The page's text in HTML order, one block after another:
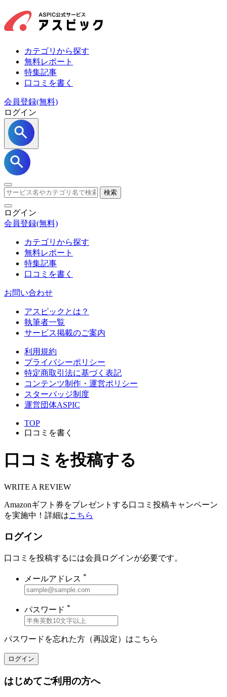
カテゴリから探す
無料レポート
特集記事
口コミを書く
会員登録(無料)
ログイン
検索
ログイン
会員登録(無料)
カテゴリから探す
無料レポート
特集記事
口コミを書く
お問い合わせ
アスピックとは？
執筆者一覧
サービス掲載のご案内
利用規約
プライバシーポリシー
特定商取引法に基づく表記
コンテンツ制作・運営ポリシー
スターバッジ制度
運営団体ASPIC
TOP
口コミを書く
口コミを投稿する
WRITE A REVIEW
Amazonギフト券をプレゼントする口コミ投稿キャンペーン
を実施中！詳細はこちら
ログイン
口コミを投稿するには会員ログインが必要です。
メールアドレス *
パスワード *
パスワードを忘れた方（再設定）はこちら
ログイン
はじめてご利用の方へ